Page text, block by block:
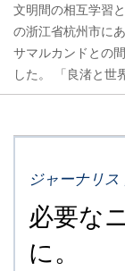
文明間の相互学習
の浙江省杭州市に
サマルカンドとの
した。 「良渚と世
ジャーナリ
必要な
に。